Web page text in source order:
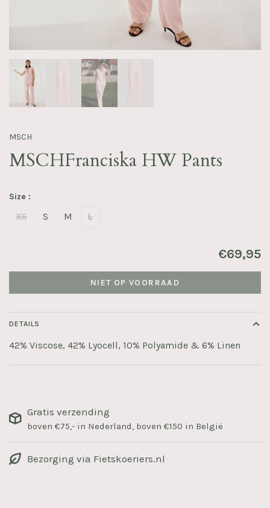
MSCH
MSCHFranciska HW Pants
Size :
XS S M L
€69,95
NIET OP VOORRAAD
DETAILS
42% Viscose, 42% Lyocell, 10% Polyamide & 6% Linen
Gratis verzending
boven €75,- in Nederland, boven €150 in België
Bezorging via Fietskoeriers.nl